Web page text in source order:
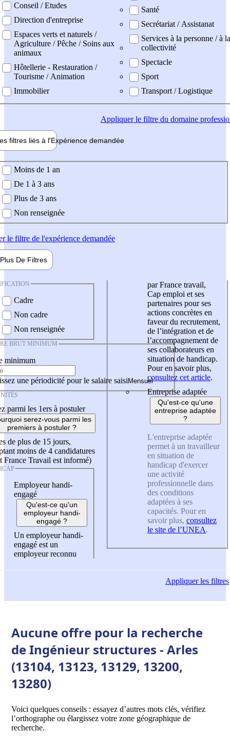
Conseil / Etudes
Direction d'entreprise
Espaces verts et naturels /
Agriculture / Pêche / Soins aux
animaux
Hôtellerie - Restauration /
Tourisme / Animation
Immobilier
Santé
Secrétariat / Assistanat
Services à la personne / à la
collectivité
Spectacle
Sport
Transport / Logistique
Appliquerle filtre du domaine
filtres liés à l'Expérience demandée
demandée
Moins de 1 an
De 1 à 3 ans
Plus de 3 ans
Non renseignée
le filtre de l'expérience demandée
Plus De Filtres
Cadre
Non cadre
Non renseignée
BRUT MINIMUM
minimum
une périodicité pour le salaire saisi
parmi les 1ers à postuler
serez-vous parmi les
premiers à postuler ?
de plus de 15 jours,
moins de 4 candidatures
France Travail est informé)
Employeur handi-
engagé
Qu'est-ce qu'un
employeur handi-
engagé ?
Un employeur handi-
engagé est un
employeur reconnu
par France travail,
Cap emploi et ses
partenaires pour ses
actions concrètes en
faveur du recrutement,
de l’intégration et de
l’accompagnement de
ses collaborateurs en
situation de handicap.
Pour en savoir plus,
consultez cet article.
Entreprise adaptée
Qu'est-ce qu'une
entreprise adaptée
?
L'entreprise adaptée
permet à un travailleur
en situation de
handicap d'exercer
une activité
professionnelle dans
des conditions
adaptées à ses
capacités. Pour en
savoir plus, consultez
le site de l’UNEA.
Appliquerles filtres
Aucune offre pour la recherche
de Ingénieur structures - Arles
(13104, 13123, 13129, 13200,
13280)
Voici quelques conseils : essayez d’autres mots clés, vérifiez
l’orthographe ou élargissez votre zone géographique de
recherche.